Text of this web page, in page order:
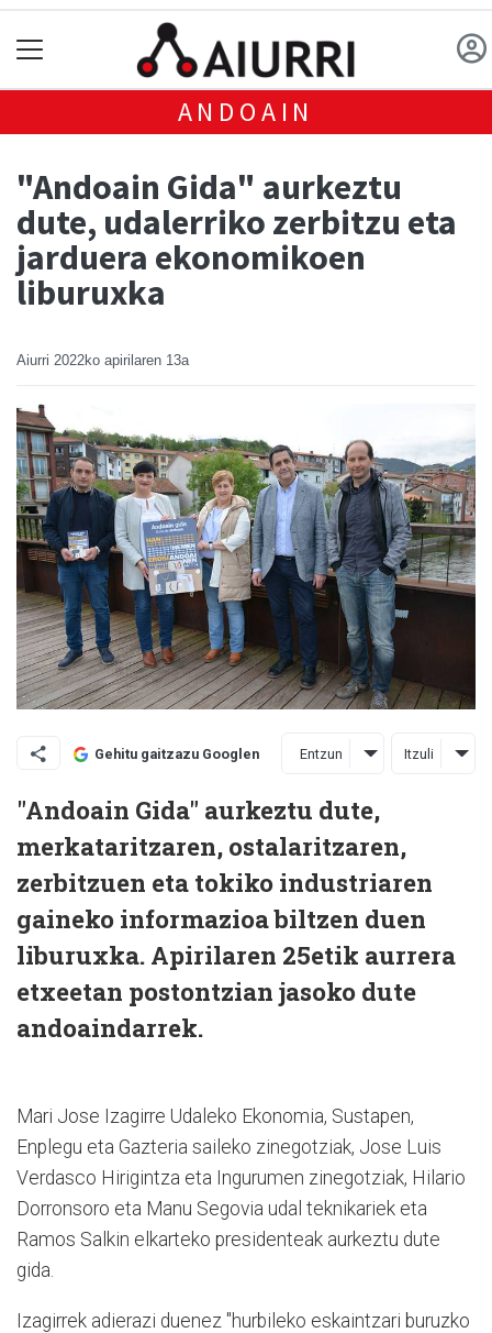
ANDOAIN
"Andoain Gida" aurkeztu
dute, udalerriko zerbitzu eta
jarduera ekonomikoen
liburuxka
Aiurri 2022ko apirilaren 13a
Gehitu gaitzazu Googlen Entzun Itzuli
"Andoain Gida" aurkeztu dute,
merkataritzaren, ostalaritzaren,
zerbitzuen eta tokiko industriaren
gaineko informazioa biltzen duen
liburuxka. Apirilaren 25etik aurrera
etxeetan postontzian jasoko dute
andoaindarrek.
Mari Jose Izagirre Udaleko Ekonomia, Sustapen,
Enplegu eta Gazteria saileko zinegotziak, Jose Luis
Verdasco Hirigintza eta Ingurumen zinegotziak, Hilario
Dorronsoro eta Manu Segovia udal teknikariek eta
Ramos Salkin elkarteko presidenteak aurkeztu dute
gida.
Izagirrek adierazi duenez "hurbileko eskaintzari buruzko